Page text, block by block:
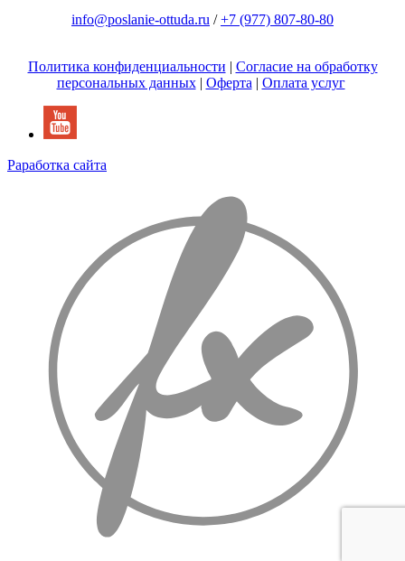
info@poslanie-ottuda.ru /+7 (977) 807-80-80
Политика конфиденциальности | Согласие на обработку
персональных данных | Оферта | Оплата услуг
Раработка сайта